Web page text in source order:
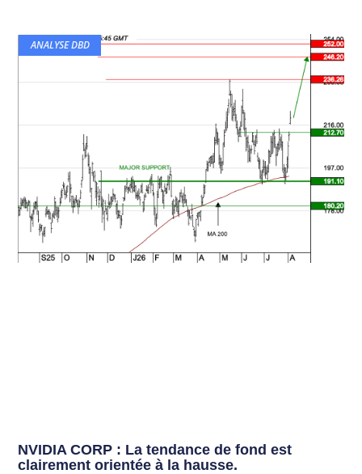
ANALYSE DBD
NVIDIA CORP : La tendance de fond est
clairement orientée à la hausse.